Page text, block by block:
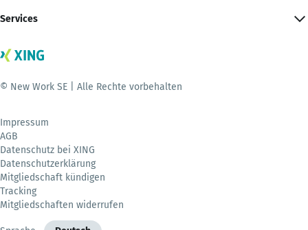
Services
© New Work SE | Alle Rechte vorbehalten
Impressum
AGB
Datenschutz bei XING
Datenschutzerklärung
Mitgliedschaft kündigen
Tracking
Mitgliedschaften widerrufen